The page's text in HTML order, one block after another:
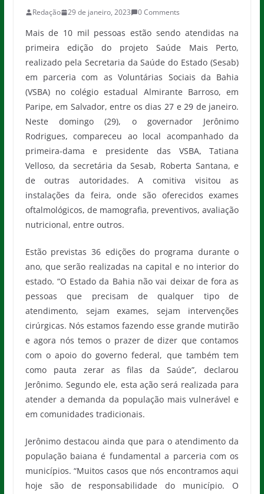
Redação 29 de janeiro, 2023 0 Comments
Mais de 10 mil pessoas estão sendo atendidas na
primeira edição do projeto Saúde Mais Perto,
realizado pela Secretaria da Saúde do Estado (Sesab)
em parceria com as Voluntárias Sociais da Bahia
(VSBA) no colégio estadual Almirante Barroso, em
Paripe, em Salvador, entre os dias 27 e 29 de janeiro.
Neste domingo (29), o governador Jerônimo
Rodrigues, compareceu ao local acompanhado da
primeira-dama e presidente das VSBA, Tatiana
Velloso, da secretária da Sesab, Roberta Santana, e
de outras autoridades. A comitiva visitou as
instalações da feira, onde são oferecidos exames
oftalmológicos, de mamografia, preventivos, avaliação
nutricional, entre outros.
Estão previstas 36 edições do programa durante o
ano, que serão realizadas na capital e no interior do
estado. “O Estado da Bahia não vai deixar de fora as
pessoas que precisam de qualquer tipo de
atendimento, sejam exames, sejam intervenções
cirúrgicas. Nós estamos fazendo esse grande mutirão
e agora nós temos o prazer de dizer que contamos
com o apoio do governo federal, que também tem
como pauta zerar as filas da Saúde”, declarou
Jerônimo. Segundo ele, esta ação será realizada para
atender a demanda da população mais vulnerável e
em comunidades tradicionais.
Jerônimo destacou ainda que para o atendimento da
população baiana é fundamental a parceria com os
municípios. “Muitos casos que nós encontramos aqui
hoje são de responsabilidade do município. O